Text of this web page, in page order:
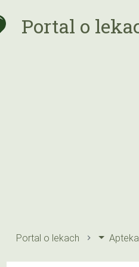
Portal o
Portal o lekach